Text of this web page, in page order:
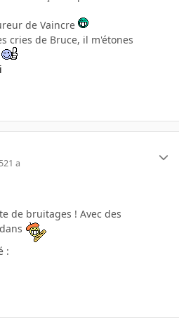
de Vaincre
cries de Bruce, il m'étones
21 a
de bruitages ! Avec des
: